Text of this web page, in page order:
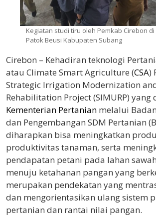
Kegiatan studi tiru oleh Pemkab Cirebon di
Patok Beusi Kabupaten Subang
Cirebon – Kehadiran teknologi
atau Climate Smart Agriculture (CSA)
Strategic Irrigation Modernization
Rehabilitation Project (SIMURP) yang
Kementerian Pertanian melalui
dan Pengembangan SDM Pertanian
diharapkan bisa meningkatkan
produktivitas tanaman, serta
pendapatan petani pada lahan
menuju ketahanan pangan yang
merupakan pendekatan yang
dan mengorientasikan ulang sistem
pertanian dan rantai nilai pangan.